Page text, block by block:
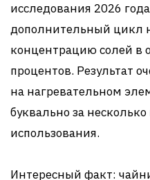
исследования 2026
дополнительный цикл
концентрацию солей в
процентов. Результат
на нагревательном
буквально за
использования.
Интересный факт: